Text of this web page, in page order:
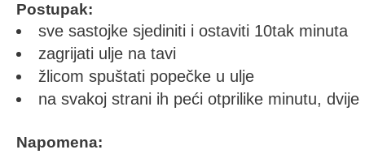
Postupak:
sve sastojke sjediniti i ostaviti 10tak minuta
zagrijati ulje na tavi
žlicom spuštati popečke u ulje
na svakoj strani ih peći otprilike minutu, dvije
Napomena: